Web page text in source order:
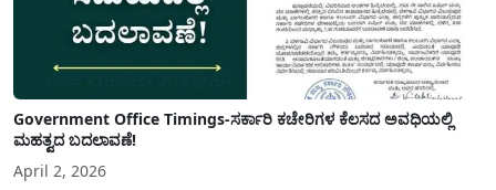
Government Office Timings-ಸರ್ಕಾರಿ ಕಚೇರಿಗಳ ಕೆಲಸದ ಅವಧಿಯಲ್ಲಿ
ಮಹತ್ವದ ಬದಲಾವಣೆ!
April 2, 2026